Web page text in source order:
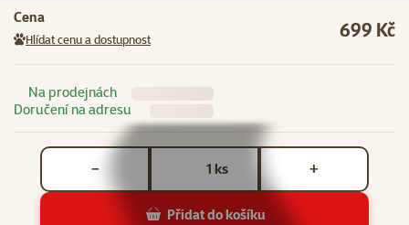
Cena
Hlídat cenu a dostupnost 699 Kč
Na prodejnách
Doručení na adresu
ks
− +
Přidat do košíku